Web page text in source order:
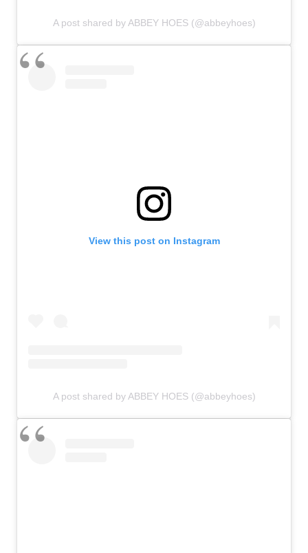
A post shared by ABBEY HOES (@abbeyhoes)
View this post on Instagram
A post shared by ABBEY HOES (@abbeyhoes)